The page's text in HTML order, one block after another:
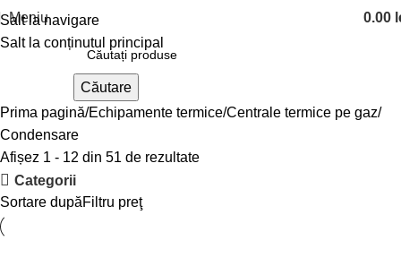
Salt la navigare
Salt la conținutul principal
Meniu 0.00
Căutare
Prima pagină Echipamente termice Centrale termice pe gaz
Condensare
Afișez 1 - 12 din 51 de rezultate
Categorii
Sortare dupăFiltru preţ